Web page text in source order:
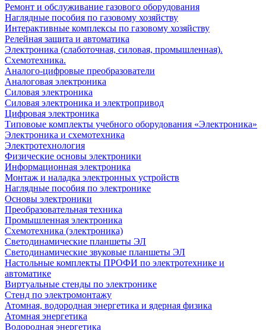
Ремонт и обслуживание газового оборудования
Наглядные пособия по газовому хозяйству
Интерактивные комплексы по газовому хозяйству
Релейная защита и автоматика
Электроника (слаботочная, силовая, промышленная).
Схемотехника.
Аналого-цифровые преобразователи
Аналоговая электроника
Cиловая электроника
Cиловая электроника и электропривод
Цифровая электроника
Типовоые комплекты учебного оборудования «Электроника»
Электроника и схемотехника
Электротехнология
Физические основы электроники
Информационная электроника
Монтаж и наладка электронных устройств
Наглядные пособия по электронике
Основы электроники
Преобразовательная техника
Промышленная электроника
Схемотехника (электроника)
Светодинамические планшеты ЭЛ
Светодинамические звуковые планшеты ЭЛ
Настольные комплекты ПРОФИ по электротехнике и
автоматике
Виртуальные стенды по электронике
Стенд по электромонтажу
Атомная, водородная энергетика и ядерная физика
Атомная энергетика
Водородная энергетика